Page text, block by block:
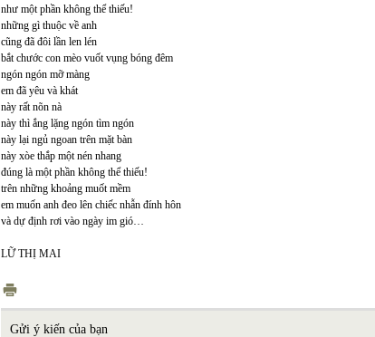
như một phần không thể thiếu!
những gì thuộc về anh
cũng đã đôi lần len lén
bắt chước con mèo vuốt vụng bóng đêm
ngón ngón mỡ màng
em đã yêu và khát
này rất nõn nà
này thì ắng lặng ngón tìm ngón
này lại ngủ ngoan trên mặt bàn
này xòe thắp một nén nhang
đúng là một phần không thể thiếu!
trên những khoảng muốt mềm
em muốn anh đeo lên chiếc nhẫn đính hôn
và dự định rơi vào ngày im gió…
LỮ THỊ MAI
Gửi ý kiến của bạn